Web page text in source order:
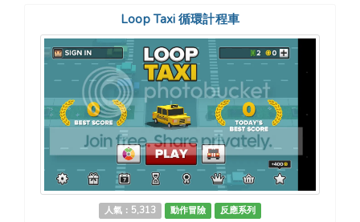
Loop Taxi 循環計程車
人氣：5,313 動作冒險
反應系列